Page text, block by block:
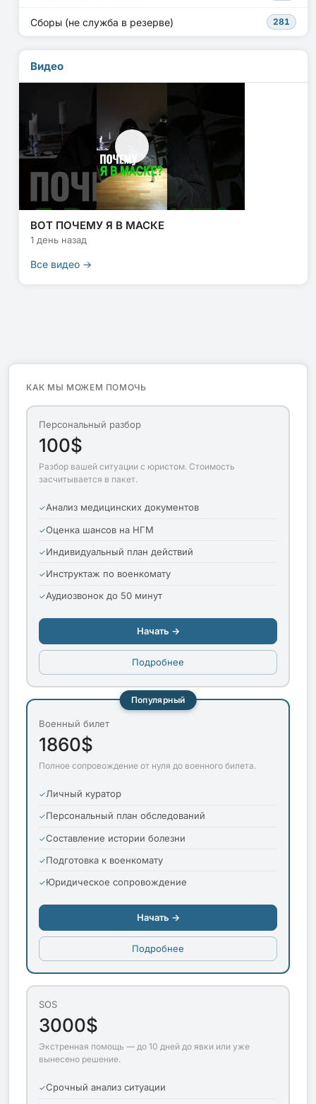
Сборы (не служба в резерве) 281
Видео
ВОТ ПОЧЕМУ Я В МАСКЕ
1 день назад
Все видео →
КАК МЫ МОЖЕМ ПОМОЧЬ
Персональный разбор
100$
Разбор вашей ситуации с юристом. Стоимость
засчитывается в пакет.
Анализ медицинских документов
Оценка шансов на НГМ
Индивидуальный план действий
Инструктаж по военкомату
Аудиозвонок до 50 минут
Начать →
Подробнее
Популярный
Военный билет
1860$
Полное сопровождение от нуля до военного билета.
Личный куратор
Персональный план обследований
Составление истории болезни
Подготовка к военкомату
Юридическое сопровождение
Начать →
Подробнее
SOS
3000$
Экстренная помощь — до 10 дней до явки или уже
вынесено решение.
Срочный анализ ситуации